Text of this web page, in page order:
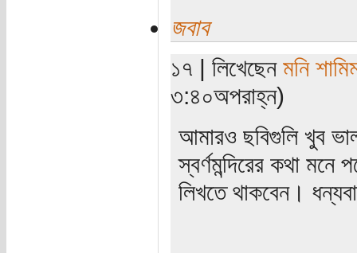
জবাব
১৭ | লিখেছেন মনি
৩:৪০অপরাহ্ন)
আমারও ছবিগুলি খুব
স্বর্ণমন্দিরের কথা
লিখতে থাকবেন।